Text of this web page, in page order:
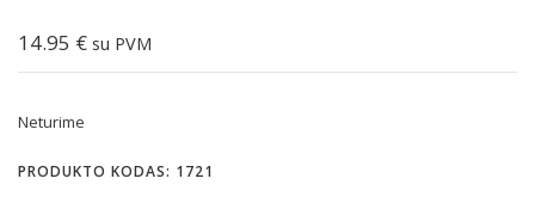
14.95 € su PVM
Neturime
PRODUKTO KODAS: 1721